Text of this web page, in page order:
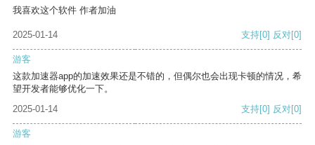
我喜欢这个软件 作者加油
2025-01-14 支持[0] 反对[0]
游客
这款加速器app的加速效果还是不错的，但偶尔也会出现卡顿的情况，希
望开发者能够优化一下。
2025-01-14
支持[0] 反对[0]
游客